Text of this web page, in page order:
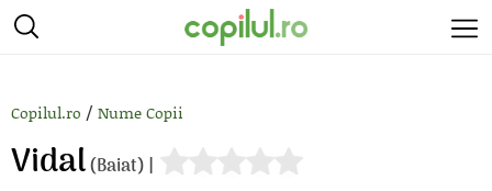
Copilul.ro / Nume Copii
Vidal(Baiat) |